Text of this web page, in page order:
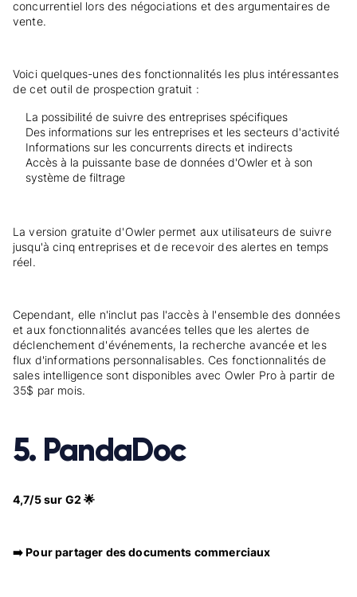
concurrentiel lors des négociations et des argumentaires de
vente.
Voici quelques-unes des fonctionnalités les plus intéressantes
de cet outil de prospection gratuit :
La possibilité de suivre des entreprises spécifiques
Des informations sur les entreprises et les secteurs d'activité
Informations sur les concurrents directs et indirects
Accès à la puissante base de données d'Owler et à son
système de filtrage
La version gratuite d'Owler permet aux utilisateurs de suivre
jusqu'à cinq entreprises et de recevoir des alertes en temps
réel.
Cependant, elle n'inclut pas l'accès à l'ensemble des données
et aux fonctionnalités avancées telles que les alertes de
déclenchement d'événements, la recherche avancée et les
flux d'informations personnalisables. Ces fonctionnalités de
sales intelligence sont disponibles avec Owler Pro à partir de
35$ par mois.
5. PandaDoc
4,7/5 sur G2 🌟
➡️ Pour partager des documents commerciaux